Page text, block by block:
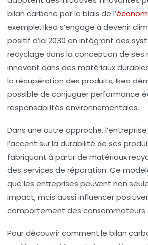
bilan carbone par le biais de l’
exemple, Ikea s’engage à devenir
positif d’ici 2030 en intégrant des
recyclage dans la conception de ses
innovant dans des matériaux
la récupération des produits, Ikea
possible de conjuguer performance
responsabilités environnementales.
Dans une autre approche,
l’accent sur la durabilité de ses
fabriquant à partir de matériaux
des services de réparation. Ce
que les entreprises peuvent non
impact, mais aussi influencer
comportement des consommateurs.
Pour découvrir comment le bilan